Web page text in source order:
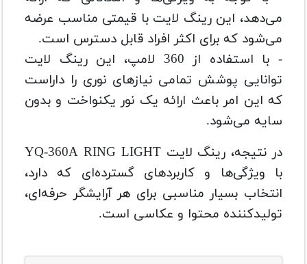
می‌دهد، این رینگ لایت با قیمتی مناسب عرضه
می‌شود که برای اکثر افراد قابل دسترس است.
- با استفاده از 360 لامپ، این رینگ لایت
توانایی پوشش تمامی نیازهای نوری را داراست
که این امر باعث ارائه یک نور یکنواخت و بدون
سایه می‌شود.
در نتیجه، رینگ لایت YQ-360A RING LIGHT
با ویژگی‌ها و کاربردهای گسترده‌ای که دارد،
انتخاب بسیار مناسبی برای هر آرایشگر حرفه‌ای،
تولیدکننده محتوا و عکاسی است.